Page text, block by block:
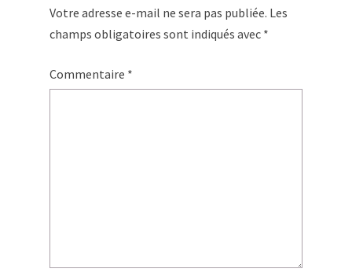
Votre adresse e-mail ne sera pas publiée. Les
champs obligatoires sont indiqués avec *
Commentaire *